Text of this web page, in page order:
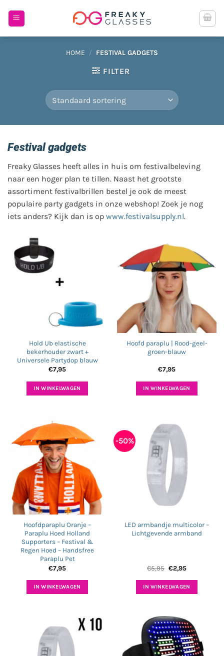
naar
HOME / FESTIVAL GADGETS
FILTER
Festival gadgets
Freaky Glasses heeft alles in huis om festivalbeleving
naar een hoger plan te tillen. Naast het grootste
assortiment festivalbrillen bestel je ook de meest
populaire party gadgets in onze webshop! Zoek je nog
iets anders? Kijk dan is op www.festivalsupply.nl.
Hold Ub elastische
bekerhouder zwart +
Universele Partydop blauw
€7,95
IN WINKELWAGEN
Hoofd paraplu | Rood-geel-
groen-blauw
€7,95
IN WINKELWAGEN
Hoofdparaplu Oranje –
Paraplu Hoed Holland
Supporters – Festival &
Regen Hoed – Handsfree
Paraplu Pet
€7,95
IN WINKELWAGEN
-50%
LED armbandje multicolor –
Lichtgevende armband
€5,95 Oorspronkelijke
prijs
was:
€5,95.
€2,95Huidige
is:
€2,95.
IN WINKELWAGEN